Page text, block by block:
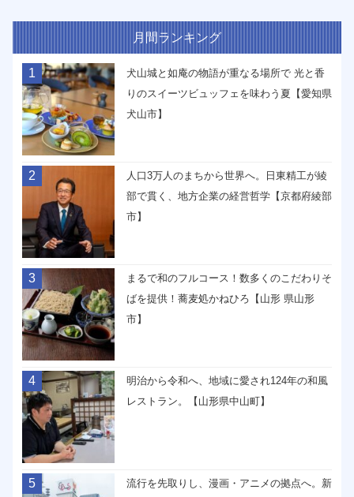
月間ランキング
1
犬山城と如庵の物語が重なる場所で 光と香
りのスイーツビュッフェを味わう夏【愛知県
犬山市】
2
人口3万人のまちから世界へ。日東精工が綾
部で貫く、地方企業の経営哲学【京都府綾部
市】
3
まるで和のフルコース！数多くのこだわりそ
ばを提供！蕎麦処かねひろ【山形 県山形
市】
4
明治から令和へ、地域に愛され124年の和風
レストラン。【山形県中山町】
5
流行を先取りし、漫画・アニメの拠点へ。新